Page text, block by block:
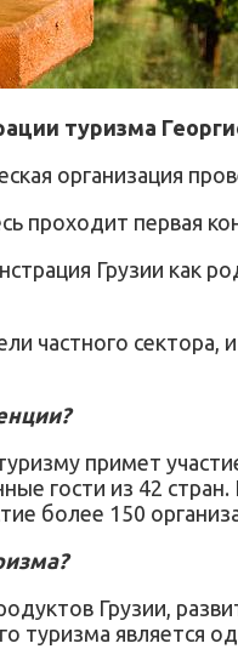
туризма
организация
проходит первая
Грузии как
частного
примет
гости из 42
более 150
Грузии,
туризма